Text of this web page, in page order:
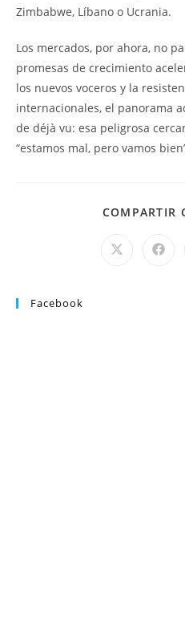
Zimbabwe, Líbano o Ucrania.
Los mercados, por ahora, no
promesas de crecimiento
los nuevos voceros y la
internacionales, el panorama
de déjà vu: esa peligrosa
“estamos mal, pero vamos
COMPARTIR
Facebook